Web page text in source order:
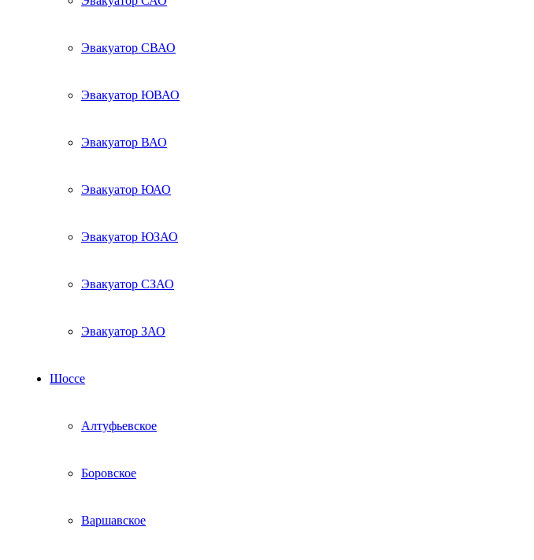
Эвакуатор СВАО
Эвакуатор ЮВАО
Эвакуатор ВАО
Эвакуатор ЮАО
Эвакуатор ЮЗАО
Эвакуатор СЗАО
Эвакуатор ЗАО
Шоссе
Алтуфьевское
Боровское
Варшавское